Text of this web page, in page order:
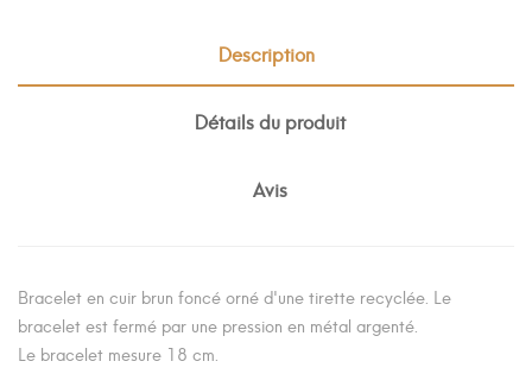
Description
Détails du produit
Avis
Bracelet en cuir brun foncé orné d'une tirette recyclée. Le
bracelet est fermé par une pression en métal argenté.
Le bracelet mesure 18 cm.